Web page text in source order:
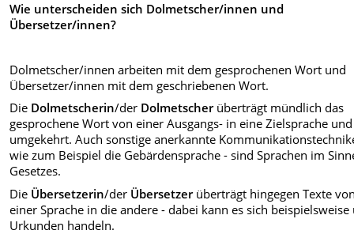
Wie unterscheiden sich Dolmetscher/innen und
Übersetzer/innen?
Dolmetscher/innen arbeiten mit dem gesprochenen Wort und
Übersetzer/innen mit dem geschriebenen Wort.
Die Dolmetscherin/der Dolmetscherüberträgt mündlich das
gesprochene Wort von einer Ausgangs- in eine Zielsprache und
umgekehrt. Auch sonstige anerkannte
wie zum Beispiel die Gebärdensprache - sind Sprachen im
Gesetzes.
Die Übersetzerin/der Übersetzerüberträgt hingegen Texte
einer Sprache in die andere - dabei kann es sich beispielsweise
Urkunden handeln.